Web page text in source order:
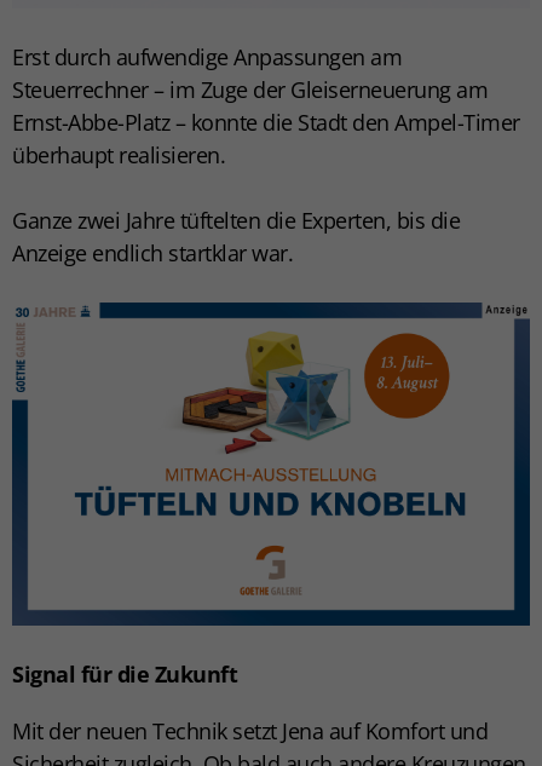
Erst durch aufwendige Anpassungen am
Steuerrechner – im Zuge der Gleiserneuerung am
Ernst-Abbe-Platz – konnte die Stadt den Ampel-Timer
überhaupt realisieren.
Ganze zwei Jahre tüftelten die Experten, bis die
Anzeige endlich startklar war.
Signal für die Zukunft
Mit der neuen Technik setzt Jena auf Komfort und